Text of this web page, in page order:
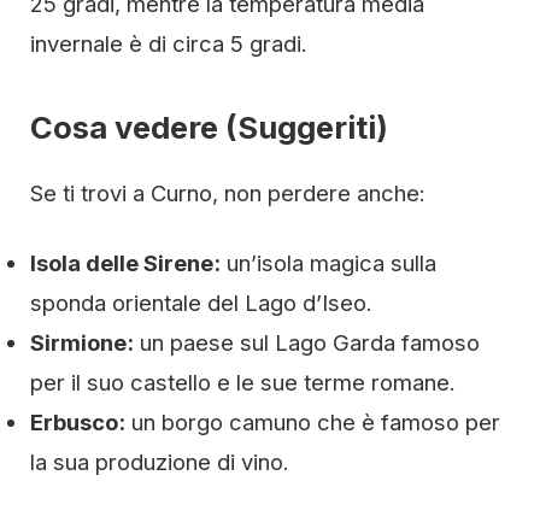
invernale è di circa 5 gradi.
Cosa vedere (Suggeriti)
Se ti trovi a Curno, non perdere anche:
Isola delle Sirene: un’isola magica sulla
sponda orientale del Lago d’Iseo.
Sirmione: un paese sul Lago Garda famoso
per il suo castello e le sue terme romane.
Erbusco: un borgo camuno che è famoso per
la sua produzione di vino.